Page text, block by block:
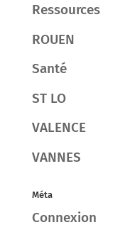
Ressources
ROUEN
Santé
ST LO
VALENCE
VANNES
Méta
Connexion